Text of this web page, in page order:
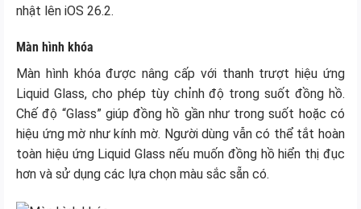
nhật lên iOS 26.2.
Màn hình khóa
Màn hình khóa được nâng cấp với thanh trượt hiệu ứng
Liquid Glass, cho phép tùy chỉnh độ trong suốt đồng hồ.
Chế độ “Glass” giúp đồng hồ gần như trong suốt hoặc có
hiệu ứng mờ như kính mờ. Người dùng vẫn có thể tắt hoàn
toàn hiệu ứng Liquid Glass nếu muốn đồng hồ hiển thị đục
hơn và sử dụng các lựa chọn màu sắc sẵn có.